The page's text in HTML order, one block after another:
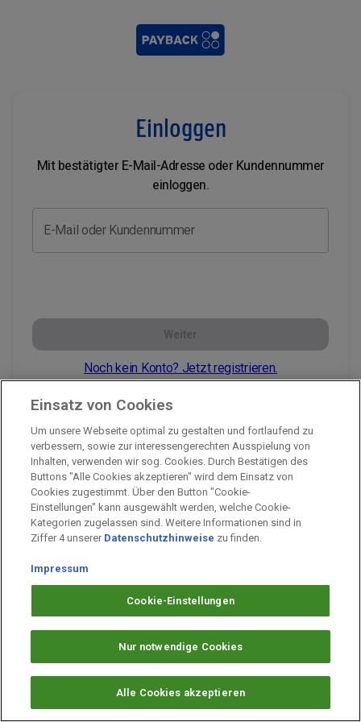
Einloggen
Mit bestätigter E-Mail-Adresse oder Kundennummer
einloggen.
E-Mail oder Kundennummer
Weiter
Noch kein Konto? Jetzt registrieren.
Impressum
Unternehmen
Arbeiten bei PAYBACK
Fragen & Hilfe
Datenschutz
Cookie-Einstellungen
Einsatz von Cookies
Um unsere Webseite optimal zu gestalten und fortlaufend zu
verbessern, sowie zur interessengerechten Ausspielung von
Inhalten, verwenden wir sog. Cookies. Durch Bestätigen des
Buttons "Alle Cookies akzeptieren" wird dem Einsatz von
Cookies zugestimmt. Über den Button "Cookie-
Einstellungen" kann ausgewählt werden, welche Cookie-
Kategorien zugelassen sind. Weitere Informationen sind in
Ziffer 4 unserer Datenschutzhinweise zu finden.
Impressum
Cookie-Einstellungen
Nur notwendige Cookies
Alle Cookies akzeptieren